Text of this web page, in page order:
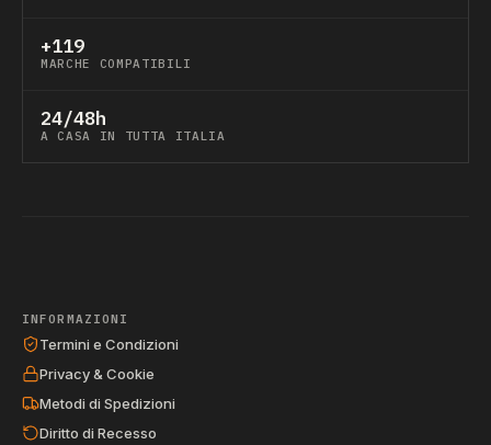
+119
MARCHE COMPATIBILI
24/48h
A CASA IN TUTTA ITALIA
INFORMAZIONI
Termini e Condizioni
Privacy & Cookie
Metodi di Spedizioni
Diritto di Recesso